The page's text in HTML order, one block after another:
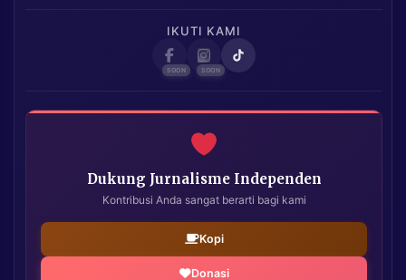
IKUTI KAMI
Dukung Jurnalisme Independen
Kontribusi Anda sangat berarti bagi kami
Kopi
Donasi